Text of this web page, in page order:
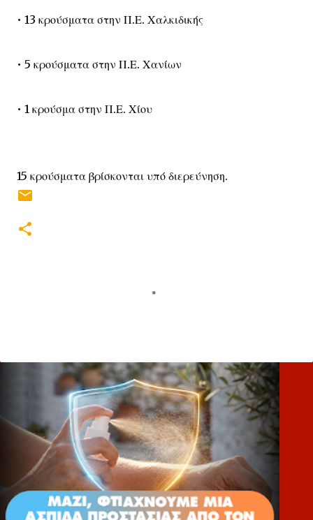
• 13 κρούσματα στην Π.Ε. Χαλκιδικής
• 5 κρούσματα στην Π.Ε. Χανίων
• 1 κρούσμα στην Π.Ε. Χίου
15 κρούσματα βρίσκονται υπό διερεύνηση.
λ